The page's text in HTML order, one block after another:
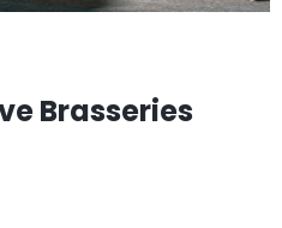
Brasseries